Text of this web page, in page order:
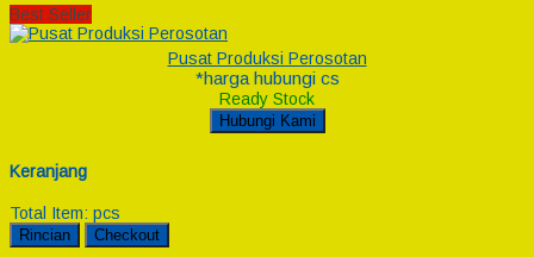
Best Seller
Pusat Produksi Perosotan
*harga hubungi cs
Ready Stock
Hubungi Kami
Keranjang
Total Item: pcs
Rincian Checkout